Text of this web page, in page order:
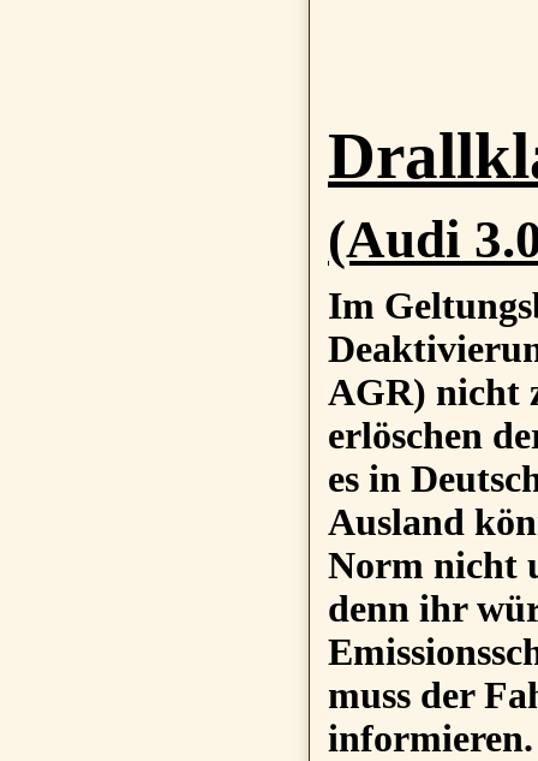
(Audi
Im
AGR) nicht
erlöschen
es in
Ausland
Norm nicht
denn ihr
muss der
informieren.